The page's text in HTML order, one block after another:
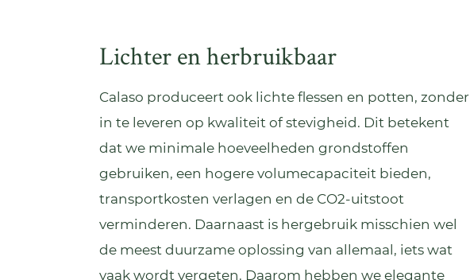
Lichter en herbruikbaar
Calaso produceert ook lichte flessen en potten, zonder
in te leveren op kwaliteit of stevigheid. Dit betekent
dat we minimale hoeveelheden grondstoffen
gebruiken, een hogere volumecapaciteit bieden,
transportkosten verlagen en de CO2-uitstoot
verminderen. Daarnaast is hergebruik misschien wel
de meest duurzame oplossing van allemaal, iets wat
vaak wordt vergeten. Daarom hebben we elegante